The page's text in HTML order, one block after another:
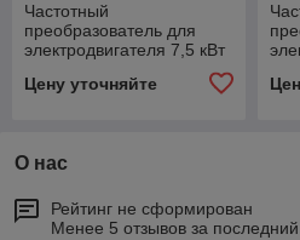
Частотный
преобразователь для
электродвигателя 7,5 кВт
(ONI M680 380В, 3Ф 5,5-
7,5 kW 12-18A)
Цену уточняйте
45
О нас
Рейтинг не сформирован
Менее 5 отзывов за последний